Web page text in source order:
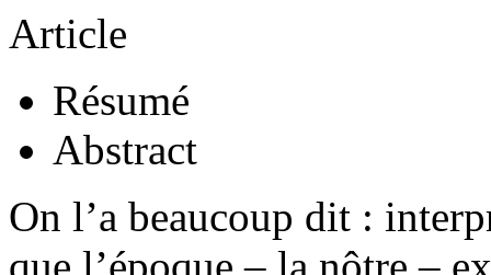
Article
Résumé
Abstract
On l’a beaucoup dit :